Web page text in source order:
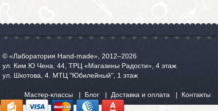
© «Лаборатория Hand-made», 2012‒2026
ул. Ким Ю Чена, 44, ТРЦ «Магазины Радости», 4 этаж.
ул. Шкотова, 4. МТЦ "Юбилейный", 1 этаж
Мастер-классы Блог Доставка и оплата Контакты